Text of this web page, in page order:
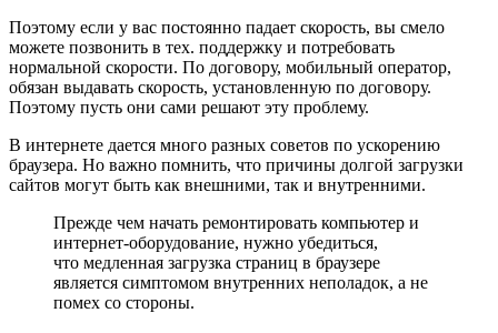
Поэтому если у вас постоянно падает скорость, вы смело
можете позвонить в тех. поддержку и потребовать
нормальной скорости. По договору, мобильный оператор,
обязан выдавать скорость, установленную по договору.
Поэтому пусть они сами решают эту проблему.
В интернете дается много разных советов по ускорению
браузера. Но важно помнить, что причины долгой загрузки
сайтов могут быть как внешними, так и внутренними.
Прежде чем начать ремонтировать компьютер и
интернет-оборудование, нужно убедиться,
что медленная загрузка страниц в браузере
является симптомом внутренних неполадок, а не
помех со стороны.